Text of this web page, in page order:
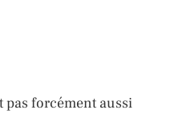
pas forcément aussi